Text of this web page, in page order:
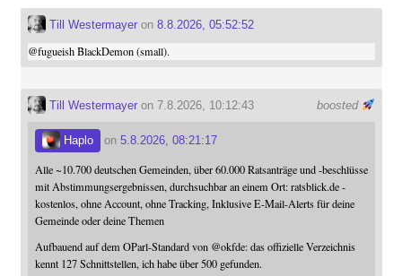
Till Westermayeron 8.8.2026, 05:52:52
@fugueishBlackDemon (small).
boosted
Till Westermayeron 7.8.2026, 10:12:43
Haplo on 5.8.2026, 08:21:17
Alle ~10.700 deutschen Gemeinden, über 60.000 Ratsanträge und -beschlüsse
mit Abstimmungsergebnissen, durchsuchbar an einem Ort: ratsblick.de -
kostenlos, ohne Account, ohne Tracking, Inklusive E-Mail-Alerts für deine
Gemeinde oder deine Themen
Aufbauend auf dem OParl-Standard von @okfde: das offizielle Verzeichnis
kennt 127 Schnittstellen, ich habe über 500 gefunden.